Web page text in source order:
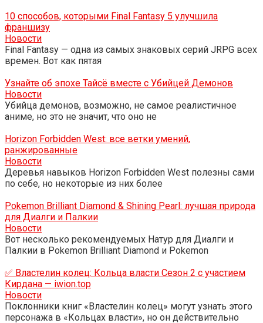
10 способов, которыми Final Fantasy 5 улучшила
франшизу
Новости
Final Fantasy — одна из самых знаковых серий JRPG всех
времен. Вот как пятая
Узнайте об эпохе Тайсё вместе с Убийцей Демонов
Новости
Убийца демонов, возможно, не самое реалистичное
аниме, но это не значит, что оно не
Horizon Forbidden West: все ветки умений,
ранжированные
Новости
Деревья навыков Horizon Forbidden West полезны сами
по себе, но некоторые из них более
Pokemon Brilliant Diamond & Shining Pearl: лучшая природа
для Диалги и Палкии
Новости
Вот несколько рекомендуемых Натур для Диалги и
Палкии в Pokemon Brilliant Diamond и Pokemon
✅ Властелин колец: Кольца власти Сезон 2 с участием
Кирдана — iwion.top
Новости
Поклонники книг «Властелин колец» могут узнать этого
персонажа в «Кольцах власти», но он действительно